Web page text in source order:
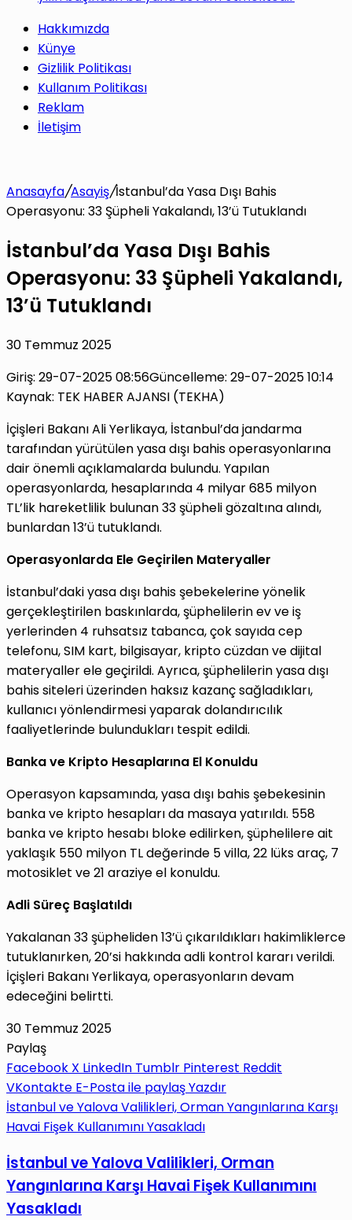
Hakkımızda
Künye
Gizlilik Politikası
Kullanım Politikası
Reklam
İletişim
Anasayfa/Asayiş/İstanbul’da Yasa Dışı Bahis
Operasyonu: 33 Şüpheli Yakalandı, 13’ü Tutuklandı
İstanbul’da Yasa Dışı Bahis
Operasyonu: 33 Şüpheli Yakalandı,
13’ü Tutuklandı
30 Temmuz 2025
Giriş: 29-07-2025 08:56Güncelleme: 29-07-2025 10:14
Kaynak: TEK HABER AJANSI (TEKHA)
İçişleri Bakanı Ali Yerlikaya, İstanbul’da jandarma
tarafından yürütülen yasa dışı bahis operasyonlarına
dair önemli açıklamalarda bulundu. Yapılan
operasyonlarda, hesaplarında 4 milyar 685 milyon
TL’lik hareketlilik bulunan 33 şüpheli gözaltına alındı,
bunlardan 13’ü tutuklandı.
Operasyonlarda Ele Geçirilen Materyaller
İstanbul’daki yasa dışı bahis şebekelerine yönelik
gerçekleştirilen baskınlarda, şüphelilerin ev ve iş
yerlerinden 4 ruhsatsız tabanca, çok sayıda cep
telefonu, SIM kart, bilgisayar, kripto cüzdan ve dijital
materyaller ele geçirildi. Ayrıca, şüphelilerin yasa dışı
bahis siteleri üzerinden haksız kazanç sağladıkları,
kullanıcı yönlendirmesi yaparak dolandırıcılık
faaliyetlerinde bulundukları tespit edildi.
Banka ve Kripto Hesaplarına El Konuldu
Operasyon kapsamında, yasa dışı bahis şebekesinin
banka ve kripto hesapları da masaya yatırıldı. 558
banka ve kripto hesabı bloke edilirken, şüphelilere ait
yaklaşık 550 milyon TL değerinde 5 villa, 22 lüks araç, 7
motosiklet ve 21 araziye el konuldu.
Adli Süreç Başlatıldı
Yakalanan 33 şüpheliden 13’ü çıkarıldıkları hakimliklerce
tutuklanırken, 20’si hakkında adli kontrol kararı verildi.
İçişleri Bakanı Yerlikaya, operasyonların devam
edeceğini belirtti.
30 Temmuz 2025
Paylaş
Facebook X LinkedIn Tumblr Pinterest Reddit
VKontakte E-Posta ile paylaşYazdır
İstanbul ve Yalova Valilikleri, Orman Yangınlarına Karşı
Havai Fişek Kullanımını Yasakladı
İstanbul ve Yalova Valilikleri, Orman
Yangınlarına Karşı Havai Fişek Kullanımını
Yasakladı